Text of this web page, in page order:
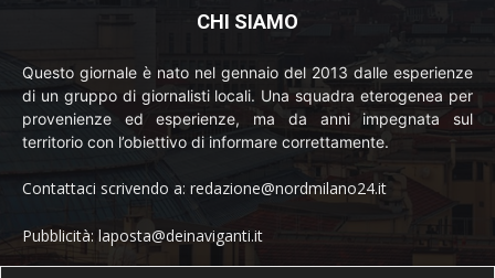
CHI SIAMO
Questo giornale è nato nel gennaio del 2013 dalle esperienze
di un gruppo di giornalisti locali. Una squadra eterogenea per
provenienze ed esperienze, ma da anni impegnata sul
territorio con l’obiettivo di informare correttamente.
Contattaci scrivendo a: redazione@nordmilano24.it
Pubblicità: laposta@deinaviganti.it